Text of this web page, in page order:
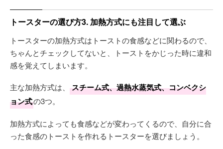
トースターの選び方3. 加熱方式にも注目して選ぶ
トースターの加熱方式はトーストの食感などに関わるので、
ちゃんとチェックしてないと、トーストをかじった時に違和
感を覚えてしまいます。
主な加熱方式は、
スチーム式、過熱水蒸気式、コンベクシ
ョン式の3つ。
加熱方式によっても食感などが変わってくるので、自分に合
った食感のトーストを作れるトースターを選びましょう。